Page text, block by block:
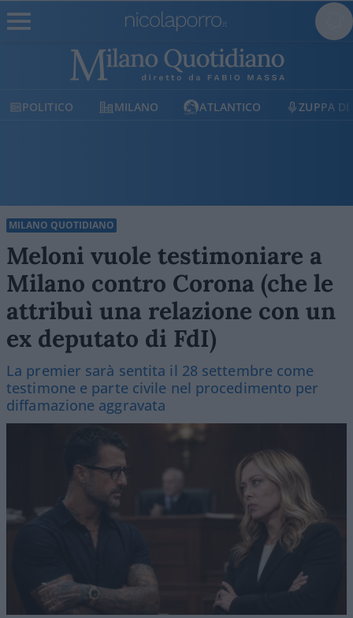
MILANO ATLANTICO ZUPPA DI PORRO
MILANO QUOTIDIANO
Meloni vuole testimoniare a
Milano contro Corona (che le
attribuì una relazione con un
ex deputato di FdI)
La premier sarà sentita il 28 settembre come
testimone e parte civile nel procedimento per
diffamazione aggravata